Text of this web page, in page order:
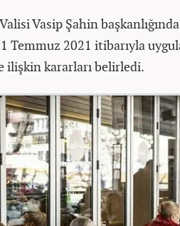
Vasip Şahin
Temmuz 2021 itibarıyla
ilişkin kararları belirledi.